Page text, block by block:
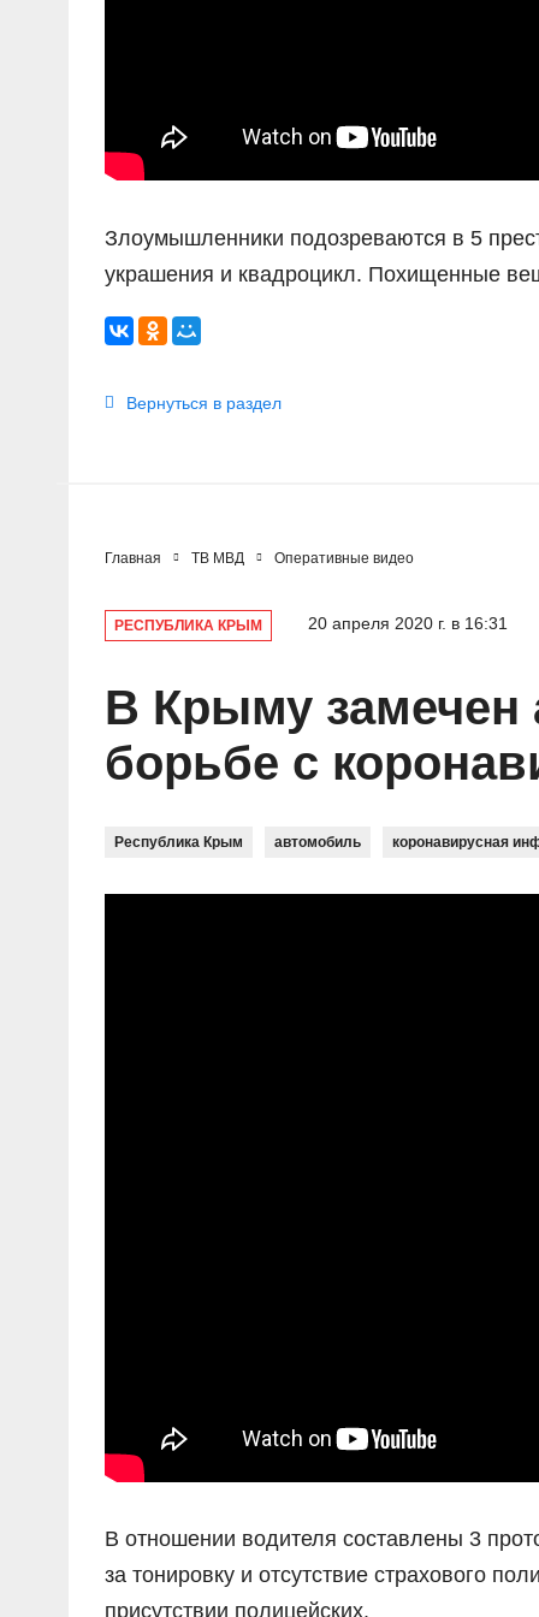
Злоумышленники подозреваются в 5
украшения и квадроцикл. Похищенные
Вернуться в раздел
Главная ТВ МВД Оперативные видео
РЕСПУБЛИКА КРЫМ 20 апреля 2020 г. в 16:31
В Крыму замечен
борьбе с
Республика Крым автомобиль коронавирусная
В отношении водителя составлены 3
за тонировку и отсутствие страхового
присутствии полицейских.